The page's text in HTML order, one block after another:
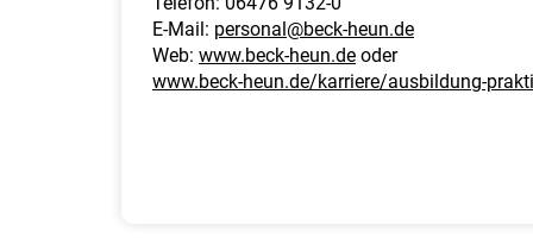
E-Mail: personal@beck-heun.de
Web: www.beck-heun.de oder
www.beck-heun.de/karriere/ausbildung-